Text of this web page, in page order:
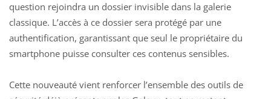
question rejoindra un dossier invisible dans la galerie
classique. L’accès à ce dossier sera protégé par une
authentification, garantissant que seul le propriétaire du
smartphone puisse consulter ces contenus sensibles.
Cette nouveauté vient renforcer l’ensemble des outils de